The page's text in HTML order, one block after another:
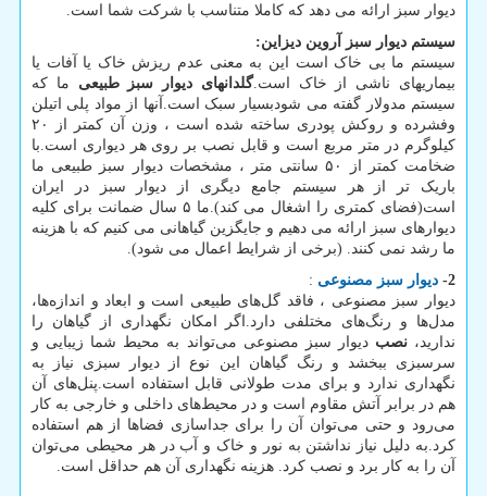
دیوار سبز ارائه می دهد که کاملا متناسب با شرکت شما است.
سیستم دیوار سبز آروین دیزاین:
سیستم ما بی خاک است این به معنی عدم ریزش خاک یا آفات یا
بیماریهای ناشی از خاک است.گلدانهای دیوار سبز طبیعی ما که
سیستم مدولار گفته می شودبسیار سبک است.آنها از مواد پلی اتیلن
وفشرده و روکش پودری ساخته شده است ، وزن آن کمتر از ۲۰
کیلوگرم در متر مربع است و قابل نصب بر روی هر دیواری است.با
ضخامت کمتر از ۵۰ سانتی متر ، مشخصات دیوار سبز طبیعی ما
باریک تر از هر سیستم جامع دیگری از دیوار سبز در ایران
است(فضای کمتری را اشغال می کند).ما ۵ سال ضمانت برای کلیه
دیوارهای سبز ارائه می دهیم و جایگزین گیاهانی می کنیم که با هزینه
ما رشد نمی کنند. (برخی از شرایط اعمال می شود).
2- دیوار سبز مصنوعی :
دیوار سبز مصنوعی ، فاقد گل‌های طبیعی است و ابعاد و اندازه‌ها،
مدل‌ها و رنگ‌های مختلفی دارد.اگر امکان نگهداری از گیاهان را
ندارید،نصبدیوار سبز مصنوعی می‌تواند به محیط شما زیبایی و
سرسبزی ببخشد و رنگ گیاهان این نوع از دیوار سبزی نیاز به
نگهداری ندارد و برای مدت طولانی قابل استفاده است.پنل‌های آن
هم در برابر آتش مقاوم است و در محیط‌های داخلی و خارجی به کار
می‌رود و حتی می‌توان آن را برای جداسازی فضاها از هم استفاده
کرد.به دلیل نیاز نداشتن به نور و خاک و آب در هر محیطی می‌توان
آن را به کار برد و نصب کرد. هزینه نگهداری آن هم حداقل است.